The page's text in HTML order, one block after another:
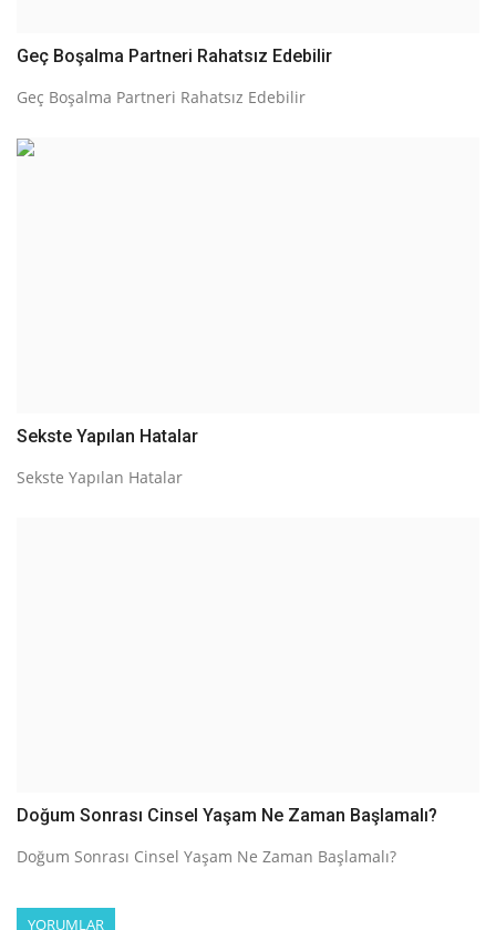
Geç Boşalma Partneri Rahatsız Edebilir
Geç Boşalma Partneri Rahatsız Edebilir
Sekste Yapılan Hatalar
Sekste Yapılan Hatalar
Doğum Sonrası Cinsel Yaşam Ne Zaman Başlamalı?
Doğum Sonrası Cinsel Yaşam Ne Zaman Başlamalı?
YORUMLAR